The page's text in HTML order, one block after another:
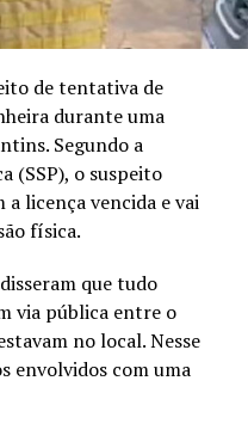
de tentativa de
durante uma
Segundo a
(SSP), o suspeito
licença vencida e vai
física.
que tudo
via pública entre o
no local. Nesse
envolvidos com uma